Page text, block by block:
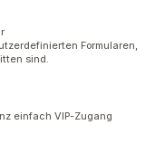
Formularen,
sind.
einfach VIP-Zugang